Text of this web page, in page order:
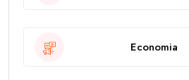
Economia